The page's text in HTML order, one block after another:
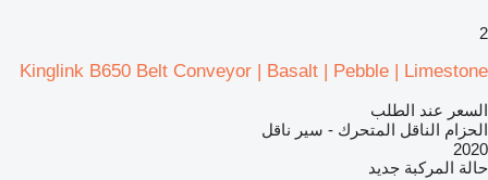
2
Kinglink B650 Belt Conveyor | Basalt | Pebble | Limestone
السعر عند الطلب
الحزام الناقل المتحرك - سير ناقل
2020
حالة المركبة جديد